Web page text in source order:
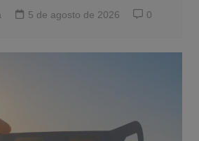
5 de agosto de 2026 0